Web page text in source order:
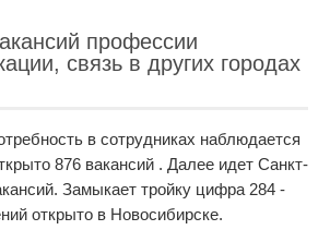
профессии
связь в других городах
в сотрудниках наблюдается
876 вакансий . Далее идет Санкт-
Замыкает тройку цифра 284 -
открыто в Новосибирске.